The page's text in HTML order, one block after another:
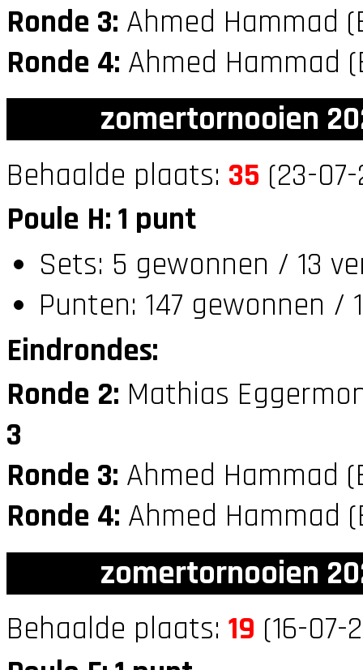
Ronde 3: Ahmed Hammad
Ronde 4: Ahmed Hammad
zomertornooien
Behaalde plaats: 35 (23-
Poule H: 1 punt
Sets: 5 gewonnen / 13
Punten: 147 gewonnen /
Eindrondes:
Ronde 2: Mathias
3
Ronde 3: Ahmed Hammad
Ronde 4: Ahmed Hammad
zomertornooien
Behaalde plaats: 19 (16-07-